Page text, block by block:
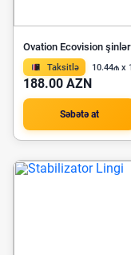
Taksitlə 10.44₼ x
188.00 AZN
Səbətə at